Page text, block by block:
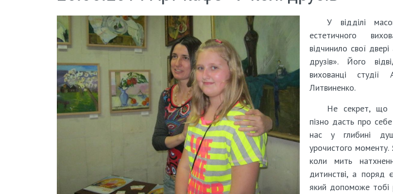
У відділі
естетичного
відчинило свої
друзів». Його
вихованці студії
Литвиненко.
Не секрет, що
пізно дасть про
нас у глибині
урочистого
коли мить
дитинстві, а поряд
який допоможе тобі